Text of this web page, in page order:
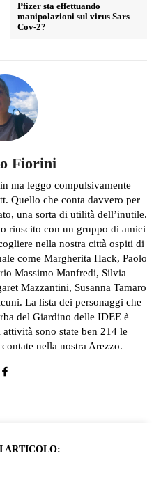
Pfizer sta effettuando
manipolazioni sul virus Sars
Cov-2?
Fiorini
ma leggo compulsivamente
Quello che conta davvero per
una sorta di utilità dell’inutile.
riuscito con un gruppo di amici
nella nostra città ospiti di
come Margherita Hack, Paolo
Massimo Manfredi, Silvia
Mazzantini, Susanna Tamaro
La lista dei personaggi che
del Giardino delle IDEE è
sono state ben 214 le
nella nostra Arezzo.
ARTICOLO: